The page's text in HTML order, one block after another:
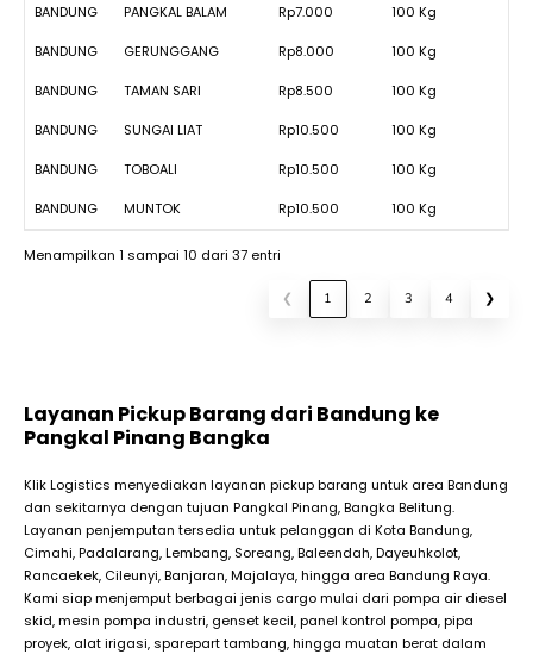
BANDUNG PANGKAL BALAM Rp7.000 100 Kg
BANDUNG GERUNGGANG Rp8.000 100 Kg
BANDUNG TAMAN SARI Rp8.500 100 Kg
BANDUNG SUNGAI LIAT Rp10.500 100 Kg
BANDUNG TOBOALI Rp10.500 100 Kg
BANDUNG MUNTOK Rp10.500 100 Kg
Menampilkan 1 sampai 10 dari 37 entri
❮ 1 2 3 4 ❯
Layanan Pickup Barang dari Bandung ke
Pangkal Pinang Bangka
Klik Logistics menyediakan layanan pickup barang untuk area Bandung
dan sekitarnya dengan tujuan Pangkal Pinang, Bangka Belitung.
Layanan penjemputan tersedia untuk pelanggan di Kota Bandung,
Cimahi, Padalarang, Lembang, Soreang, Baleendah, Dayeuhkolot,
Rancaekek, Cileunyi, Banjaran, Majalaya, hingga area Bandung Raya.
Kami siap menjemput berbagai jenis cargo mulai dari pompa air diesel
skid, mesin pompa industri, genset kecil, panel kontrol pompa, pipa
proyek, alat irigasi, sparepart tambang, hingga muatan berat dalam